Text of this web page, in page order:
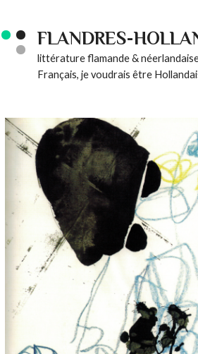
FLANDRES-
littérature flamande & néerlandaise
Français, je voudrais être